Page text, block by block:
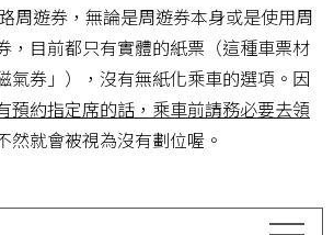
周遊券，無論是周遊券本身或是使用周
，目前都只有實體的紙票（這種車票材
氣券」），沒有無紙化乘車的選項。因
預約指定席的話，乘車前請務必要去領
然就會被視為沒有劃位喔。